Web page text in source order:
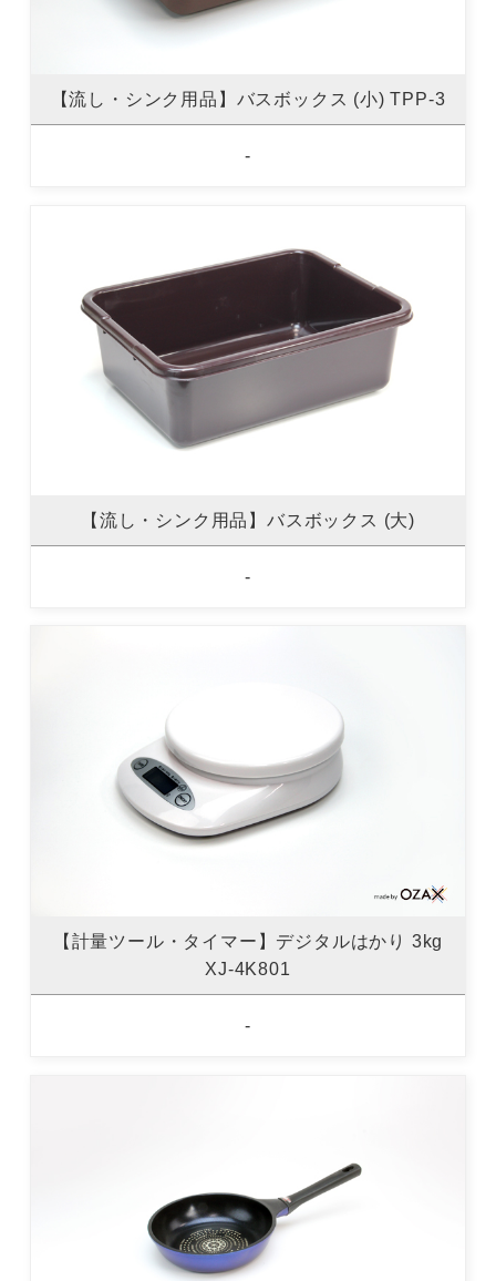
【流し・シンク用品】バスボックス (小) TPP-3
-
【流し・シンク用品】バスボックス (大)
-
【計量ツール・タイマー】デジタルはかり 3kg
XJ-4K801
-